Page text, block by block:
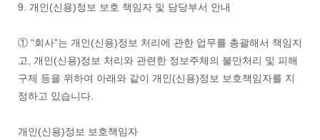
9. 개인(신용)정보 보호 책임자 및 담당부서 안내
① “회사”는 개인(신용)정보 처리에 관한 업무를 총괄해서 책임지
고, 개인(신용)정보 처리와 관련한 정보주체의 불만처리 및 피해
구제 등을 위하여 아래와 같이 개인(신용)정보 보호책임자를 지
정하고 있습니다.
개인(신용)정보 보호책임자